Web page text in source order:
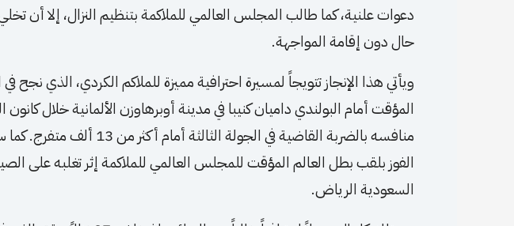
دعوات علنية، كما طالب المجلس العالمي للملاكمة بتنظيم النزال، إلا أن تخلي
حال دون إقامة المواجهة.
الفوز بلقب بطل العالم المؤقت للمجلس العالمي للملاكمة إثر تغلبه على
السعودية الرياض.